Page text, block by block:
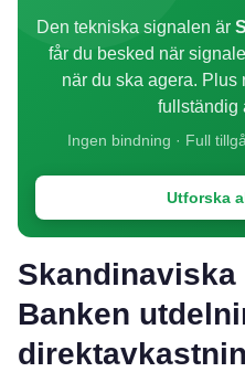
Den tekniska signalen är
får du besked när
när du ska agera. Plus
fullständig
Ingen bindning · Full
Utforska
Banken